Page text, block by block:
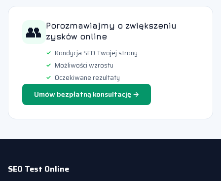
👥 Porozmawiajmy o zwiększeniu
zysków online
Kondycja SEO Twojej strony
Możliwości wzrostu
Oczekiwane rezultaty
Umów bezpłatną konsultację →
SEO Test Online